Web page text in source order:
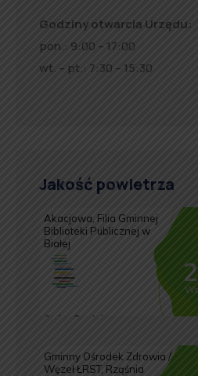
Godziny otwarcia Urzędu:
pon.: 9:00 – 17:00
wt. – pt.: 7:30 – 15:30
Jakość powietrza